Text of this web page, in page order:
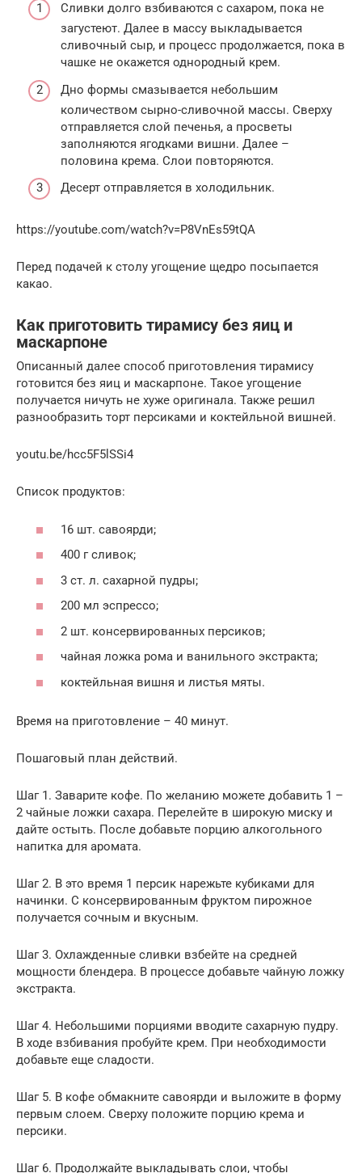
Сливки долго взбиваются с сахаром, пока не
загустеют. Далее в массу выкладывается
сливочный сыр, и процесс продолжается, пока в
чашке не окажется однородный крем.
Дно формы смазывается небольшим
количеством сырно-сливочной массы. Сверху
отправляется слой печенья, а просветы
заполняются ягодками вишни. Далее –
половина крема. Слои повторяются.
Десерт отправляется в холодильник.
https://youtube.com/watch?v=P8VnEs59tQA
Перед подачей к столу угощение щедро посыпается
какао.
Как приготовить тирамису без яиц и
маскарпоне
Описанный далее способ приготовления тирамису
готовится без яиц и маскарпоне. Такое угощение
получается ничуть не хуже оригинала. Также решил
разнообразить торт персиками и коктейльной вишней.
youtu.be/hcc5F5lSSi4
Список продуктов:
16 шт. савоярди;
400 г сливок;
3 ст. л. сахарной пудры;
200 мл эспрессо;
2 шт. консервированных персиков;
чайная ложка рома и ванильного экстракта;
коктейльная вишня и листья мяты.
Время на приготовление – 40 минут.
Пошаговый план действий.
Шаг 1. Заварите кофе. По желанию можете добавить 1 –
2 чайные ложки сахара. Перелейте в широкую миску и
дайте остыть. После добавьте порцию алкогольного
напитка для аромата.
Шаг 2. В это время 1 персик нарежьте кубиками для
начинки. С консервированным фруктом пирожное
получается сочным и вкусным.
Шаг 3. Охлажденные сливки взбейте на средней
мощности блендера. В процессе добавьте чайную ложку
экстракта.
Шаг 4. Небольшими порциями вводите сахарную пудру.
В ходе взбивания пробуйте крем. При необходимости
добавьте еще сладости.
Шаг 5. В кофе обмакните савоярди и выложите в форму
первым слоем. Сверху положите порцию крема и
персики.
Шаг 6. Продолжайте выкладывать слои, чтобы